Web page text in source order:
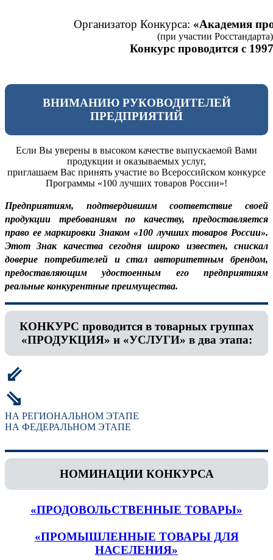
Организатор Конкурса: «Академия
(при участии Росстандарта)
Конкурс проводится с
ВНИМАНИЮ РУКОВОДИТЕЛЕЙ
ПРЕДПРИЯТИЙ
Если Вы уверены в высоком качестве выпускаемой Вами
продукции и оказываемых услуг,
приглашаем Вас принять участие во Всероссийском конкурсе
Программы «100 лучших товаров России»!
Предприятиям, подтвердившим соответствие своей
продукции требованиям по качеству, предоставляется
право ее маркировки Знаком «100 лучших товаров России».
Этот Знак качества сегодня широко известен, снискал
доверие потребителей и стал авторитетным брендом,
предоставляющим удостоенным его предприятиям
реальные конкурентные преимущества.
КОНКУРС проводится в товарных группах
«ПРОДУКЦИЯ» и «УСЛУГИ» в два этапа:
⇙
⇘
НА РЕГИОНАЛЬНОМ ЭТАПЕ
НА ФЕДЕРАЛЬНОМ ЭТАПЕ
НОМИНАЦИИ КОНКУРСА
«ПРОДОВОЛЬСТВЕННЫЕ ТОВАРЫ»
«ПРОМЫШЛЕННЫЕ ТОВАРЫ ДЛЯ
НАСЕЛЕНИЯ»